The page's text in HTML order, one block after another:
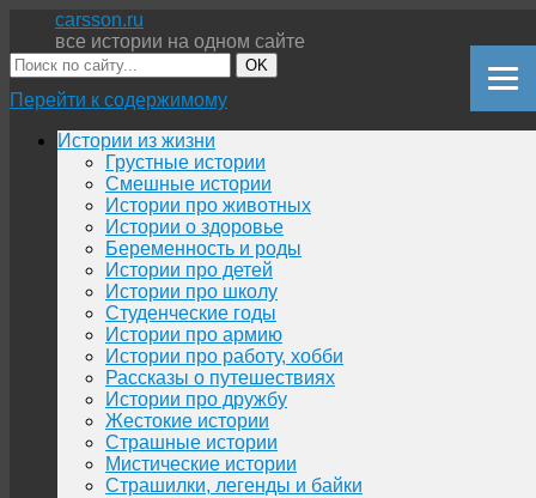
carsson.ru
все истории на одном сайте
OK
Перейти к содержимому
Истории из жизни
Грустные истории
Смешные истории
Истории про животных
Истории о здоровье
Беременность и роды
Истории про детей
Истории про школу
Студенческие годы
Истории про армию
Истории про работу, хобби
Рассказы о путешествиях
Истории про дружбу
Жестокие истории
Страшные истории
Мистические истории
Страшилки, легенды и байки